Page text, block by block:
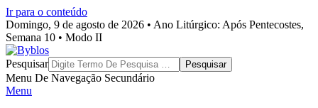
Ir para o conteúdo
Domingo, 9 de agosto de 2026 • Ano Litúrgico: Após Pentecostes,
Semana 10 • Modo II
Byblos
Pesquisar
Menu De Navegação Secundário
Menu